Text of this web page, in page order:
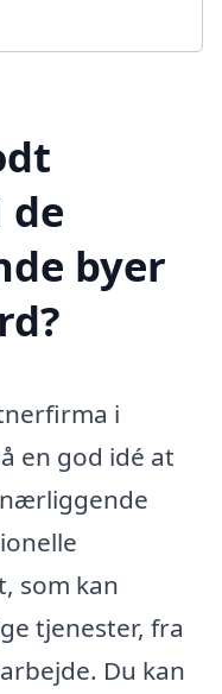
byer
i
en god idé at
som kan
tjenester, fra
Du kan